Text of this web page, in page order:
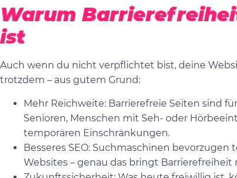
Warum
ist
Auch wenn du nicht verpflichtet bist, deine
trotzdem – aus gutem Grund:
Mehr Reichweite: Barrierefreie Seiten sind
Senioren, Menschen mit Seh- oder
temporären Einschränkungen.
Besseres SEO: Suchmaschinen
Websites – genau das bringt Barrierefreiheit